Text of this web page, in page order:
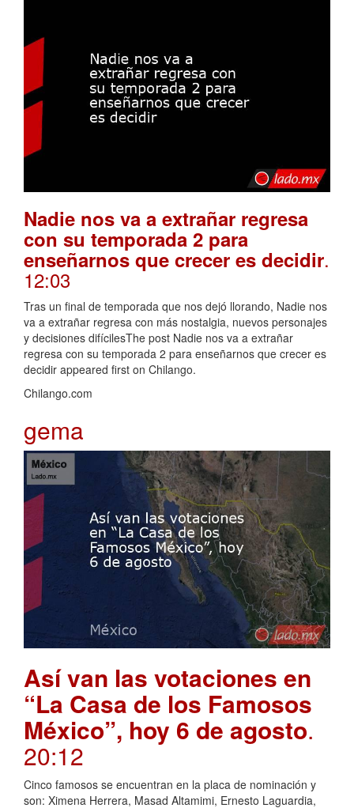
Nadie nos va a extrañar regresa
con su temporada 2 para
enseñarnos que crecer es decidir.
12:03
Tras un final de temporada que nos dejó llorando, Nadie nos
va a extrañar regresa con más nostalgia, nuevos personajes
y decisiones difícilesThe post Nadie nos va a extrañar
regresa con su temporada 2 para enseñarnos que crecer es
decidir appeared first on Chilango.
Chilango.com
gema
Así van las votaciones en
“La Casa de los Famosos
México”, hoy 6 de agosto.
20:12
Cinco famosos se encuentran en la placa de nominación y
son: Ximena Herrera, Masad Altamimi, Ernesto Laguardia,